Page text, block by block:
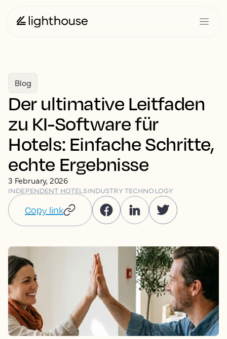
Blog
Der ultimative Leitfaden
zu KI-Software für
Hotels: Einfache Schritte,
echte Ergebnisse
3 February, 2026
INDEPENDENT HOTELSINDUSTRY TECHNOLOGY
Copy link